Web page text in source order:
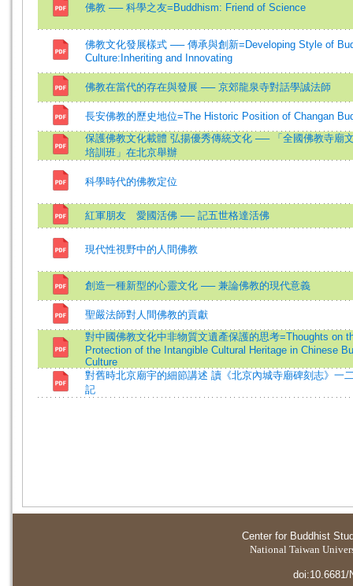
佛教 ── 科學之友=Buddhism: Friend of Science
佛教文化發展樣式 ── 傳承與創新=Developing Style of
Culture:Inheriting and Innovating
佛教在當代的存在與發展 ── 京郊龍泉寺對話學誠法師
長安佛教的歷史地位=The Historic Position of Changan
保護佛教文化載體 弘揚優秀傳統文化 ── 「全國佛教寺廟
培訓班」在北京舉辦
科學時代的佛教定位
紅軍朋友 愛國活佛 ── 記五世格達活佛
現代性視野中的人間佛教
創造一種新型的心靈文化 ── 兼論佛教的現代意義
聖嚴法師對人間佛教的貢獻
對中國佛教文化中非物質文遺產保護的思考=Thoughts on
Protection of the Intangible Cultural Heritage in Chinese
Culture
對舊時北京廟宇的細節講述 讀《北京內城寺廟碑刻志》一
記
Center for Buddhist
National Taiwan
doi:10.6681/